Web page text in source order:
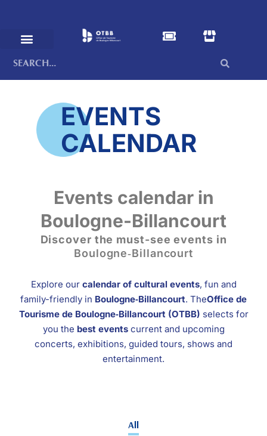
EVENTS
CALENDAR
Events calendar in
Boulogne-Billancourt
Discover the must-see events in
Boulogne‑Billancourt
Explore our calendar of cultural events, fun and
family-friendly in Boulogne‑Billancourt. TheOffice de
Tourisme de Boulogne‑Billancourt (OTBB) selects for
you the best eventscurrent and upcoming
concerts, exhibitions, guided tours, shows and
entertainment.
All